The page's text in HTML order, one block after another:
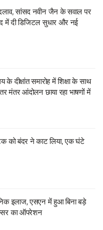
सांसद नवीन जैन के सवाल पर
में दी डिजिटल सुधार और नई
के दीक्षांत समारोह में शिक्षा के साथ
मंतर आंदोलन छाया रहा भाषणों में
को बंदर ने काट लिया, एक घंटे
इलाज, एसएन में हुआ बिना बड़े
का ऑपरेशन